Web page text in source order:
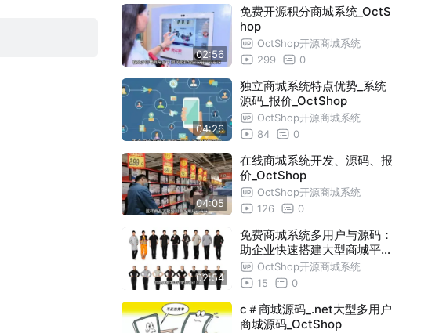
02:56
免费开源积分商城系统_OctS
hop
OctShop开源商城系统
299
0
04:26
独立商城系统特点优势_系统
源码_报价_OctShop
OctShop开源商城系统
84
0
04:05
在线商城系统开发、源码、报
价_OctShop
OctShop开源商城系统
126
0
02:54
免费商城系统多用户与源码：
助企业快速搭建大型商城平台
_OctShop
OctShop开源商城系统
15
0
c＃商城源码_.net大型多用户
商城源码_OctShop